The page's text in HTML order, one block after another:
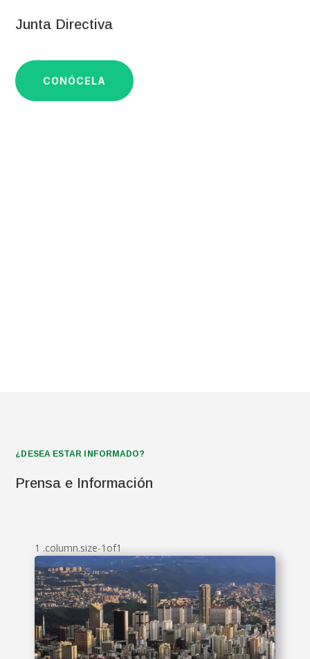
Junta Directiva
CONÓCELA
¿DESEA ESTAR INFORMADO?
Prensa e Información